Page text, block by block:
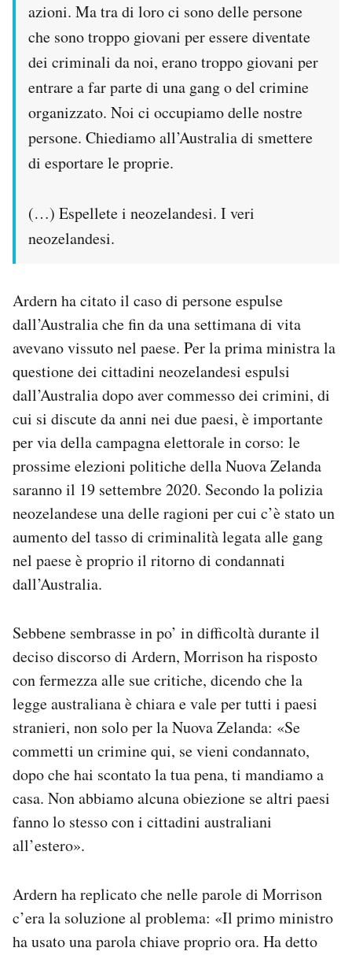
azioni. Ma tra di loro ci sono delle persone
che sono troppo giovani per essere diventate
dei criminali da noi, erano troppo giovani per
entrare a far parte di una gang o del crimine
organizzato. Noi ci occupiamo delle nostre
persone. Chiediamo all’Australia di smettere
di esportare le proprie.
(…) Espellete i neozelandesi. I veri
neozelandesi.
Ardern ha citato il caso di persone espulse
dall’Australia che fin da una settimana di vita
avevano vissuto nel paese. Per la prima ministra la
questione dei cittadini neozelandesi espulsi
dall’Australia dopo aver commesso dei crimini, di
cui si discute da anni nei due paesi, è importante
per via della campagna elettorale in corso: le
prossime elezioni politiche della Nuova Zelanda
saranno il 19 settembre 2020. Secondo la polizia
neozelandese una delle ragioni per cui c’è stato un
aumento del tasso di criminalità legata alle gang
nel paese è proprio il ritorno di condannati
dall’Australia.
Sebbene sembrasse in po’ in difficoltà durante il
deciso discorso di Ardern, Morrison ha risposto
con fermezza alle sue critiche, dicendo che la
legge australiana è chiara e vale per tutti i paesi
stranieri, non solo per la Nuova Zelanda: «Se
commetti un crimine qui, se vieni condannato,
dopo che hai scontato la tua pena, ti mandiamo a
casa. Non abbiamo alcuna obiezione se altri paesi
fanno lo stesso con i cittadini australiani
all’estero».
Ardern ha replicato che nelle parole di Morrison
c’era la soluzione al problema: «Il primo ministro
ha usato una parola chiave proprio ora. Ha detto